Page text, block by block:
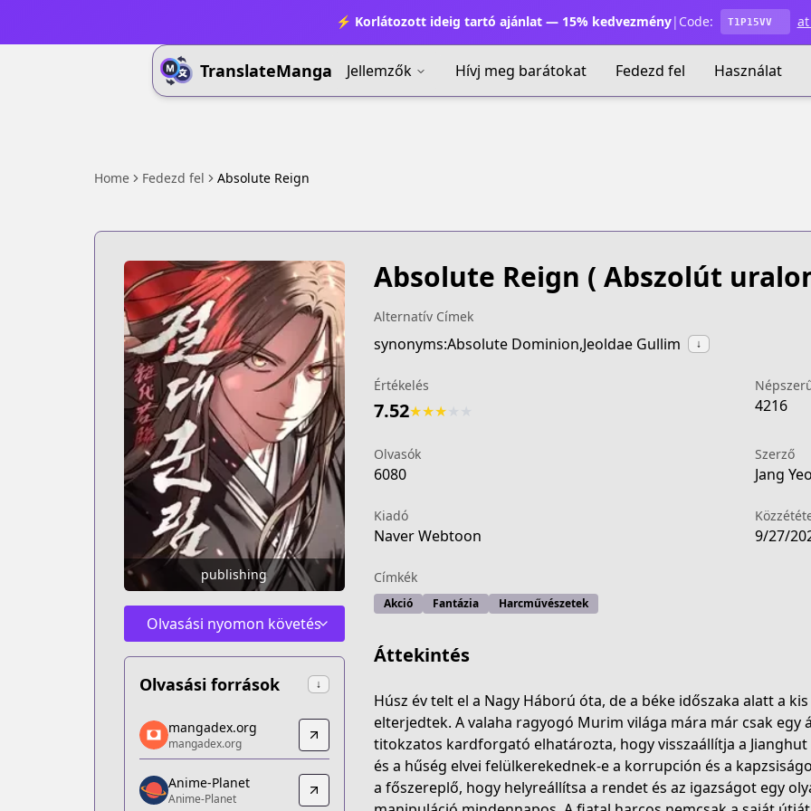
⚡ Korlátozott ideig tartó ajánlat — 15% kedvezmény| Code: T1P15VV
TranslateManga Jellemzők Hívj meg barátokat Fedezd fel Használat
Home Fedezd fel Absolute Reign
publishing
Olvasási nyomon követés
Olvasási források ↓
mangadex.org
mangadex.org
https://mangadex.org/title/1de0715a-ba15-4250-8eb9-0149be0ac76e
Anime-Planet
mangadex.org
mangadex.org
Anime-Planet
Anime-Planet
Absolute Reign ( Abszolút
Alternatív Címek
synonyms:Absolute Dominion,Jeoldae Gullim ↓
Értékelés
7.52★★★ 4216
Olvasók
6080
Szerző
Jang
Kiadó
Naver Webtoon 9/27/
Címkék
Akció Fantázia Harcművészetek
Áttekintés
Húsz év telt el a Nagy Háború óta, de a béke időszaka alatt a
elterjedtek. A valaha ragyogó Murim világa mára már csak egy
titokzatos kardforgató elhatározta, hogy visszaállítja a
és a hűség elvei felülkerekednek-e a korrupción és a
a főszereplő, hogy helyreállítsa a rendet és az igazságot egy